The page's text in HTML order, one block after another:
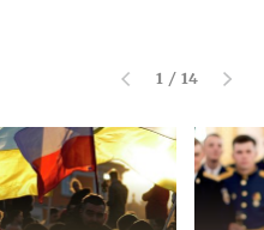
1 / 14